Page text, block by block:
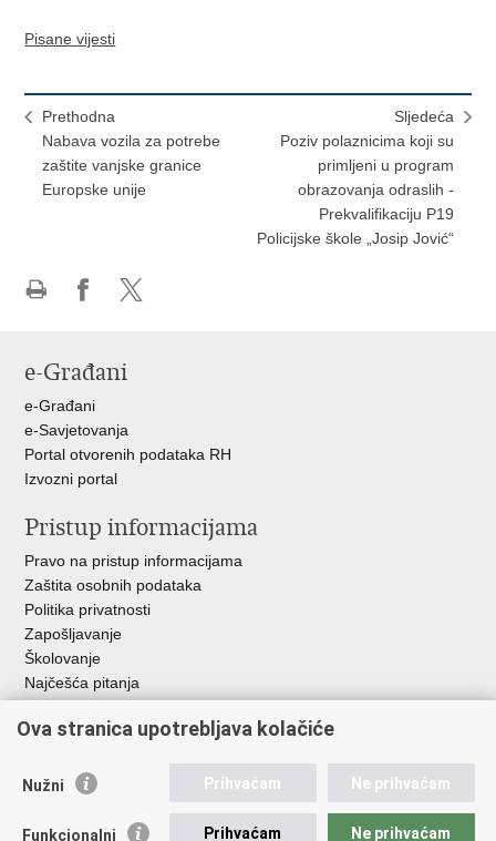
Pisane vijesti
Prethodna
Nabava vozila za potrebe
zaštite vanjske granice
Europske unije
Sljedeća
Poziv polaznicima koji su
primljeni u program
obrazovanja odraslih -
Prekvalifikaciju P19
Policijske škole „Josip Jović“
Facebooku
X-
e-Građani
e-Građani
e-Savjetovanja
Portal otvorenih podataka RH
Izvozni portal
Pristup informacijama
Pravo na pristup informacijama
Zaštita osobnih podataka
Politika privatnosti
Zapošljavanje
Školovanje
Najčešća pitanja
Važne poveznice
EMN Nacionalna kontaktna točka za Republiku Hrvatsku
Policijska akademija
Ova stranica upotrebljava kolačiće
Nužni Prihvaćam Ne prihvaćam
Funkcionalni Prihvaćam Ne prihvaćam